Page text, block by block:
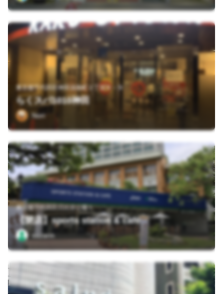
東京都千代田区神田淡路町２丁目９－９
らくスパ1010神田
Nori
東京都千代田区日比谷公園１
【閉店】sports station & cafe
sazarin